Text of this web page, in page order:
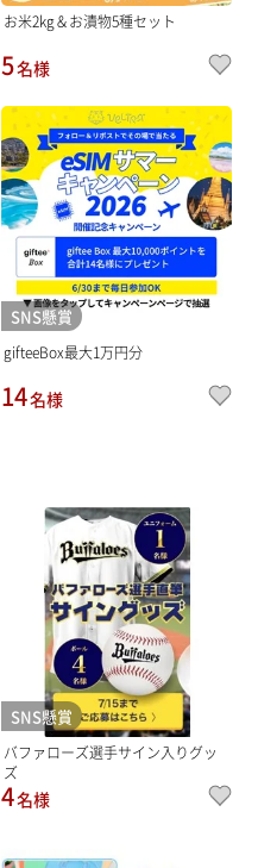
お米2kg＆お漬物5種セット
5名様
SNS懸賞
gifteeBox最大1万円分
14名様
SNS懸賞
バファローズ選手サイン入りグッ
ズ
4名様